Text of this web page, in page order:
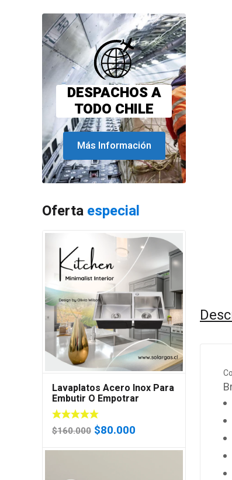
DESPACHOS A
TODO CHILE
Más Información
Oferta especial
Lavaplatos Acero Inox Para
Embutir O Empotrar
80x45cm M/s
$160.000 El
$80.000